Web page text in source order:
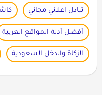
تبادل اعلاني مجاني
أفضل أدلة المواقع العربية
الزكاة والدخل السعودية